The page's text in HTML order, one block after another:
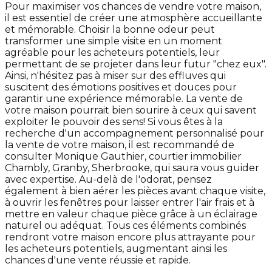
Pour maximiser vos chances de vendre votre maison,
il est essentiel de créer une atmosphère accueillante
et mémorable. Choisir la bonne odeur peut
transformer une simple visite en un moment
agréable pour les acheteurs potentiels, leur
permettant de se projeter dans leur futur "chez eux".
Ainsi, n'hésitez pas à miser sur des effluves qui
suscitent des émotions positives et douces pour
garantir une expérience mémorable. La vente de
votre maison pourrait bien sourire à ceux qui savent
exploiter le pouvoir des sens! Si vous êtes à la
recherche d'un accompagnement personnalisé pour
la vente de votre maison, il est recommandé de
consulter Monique Gauthier, courtier immobilier
Chambly, Granby, Sherbrooke, qui saura vous guider
avec expertise. Au-delà de l'odorat, pensez
également à bien aérer les pièces avant chaque visite,
à ouvrir les fenêtres pour laisser entrer l'air frais et à
mettre en valeur chaque pièce grâce à un éclairage
naturel ou adéquat. Tous ces éléments combinés
rendront votre maison encore plus attrayante pour
les acheteurs potentiels, augmentant ainsi les
chances d'une vente réussie et rapide.